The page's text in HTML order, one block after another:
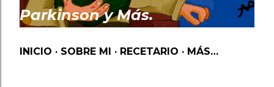
Parkinson y Más.
INICIO SOBRE MI RECETARIO MÁS…